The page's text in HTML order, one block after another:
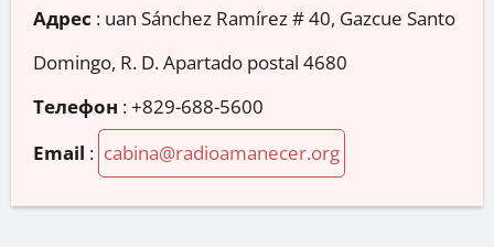
Адрес : uan Sánchez Ramírez # 40, Gazcue Santo
Domingo, R. D. Apartado postal 4680
Телефон :+829-688-5600
Email : cabina@radioamanecer.org